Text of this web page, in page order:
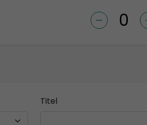
Titel